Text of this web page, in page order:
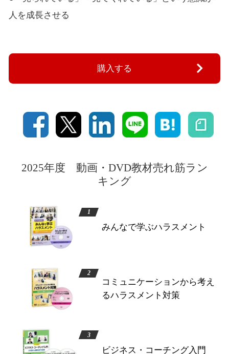
人を成長させる
購入する
2025年度 動画・DVD教材売れ筋ラン
キング
みんなで学ぶハラスメント
コミュニケーションから考え
るハラスメント対策
ビジネス・コーチング入門